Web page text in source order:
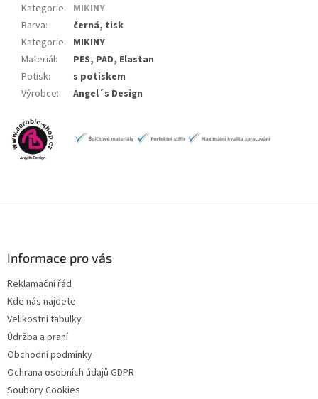
Kategorie: MIKINY
Barva:
černá, tisk
Kategorie: MIKINY
Materiál:
PES, PAD, Elastan
Potisk:
s potiskem
Výrobce: Angel´s Design
Informace pro vás
Reklamační řád
Kde nás najdete
Velikostní tabulky
Údržba a praní
Obchodní podmínky
Ochrana osobních údajů GDPR
Soubory Cookies